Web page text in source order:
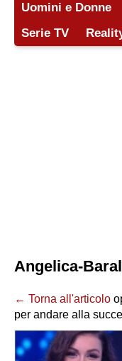
Uomini e Donne
Serie TV
Angelica-
← Torna all'articolo
per andare alla